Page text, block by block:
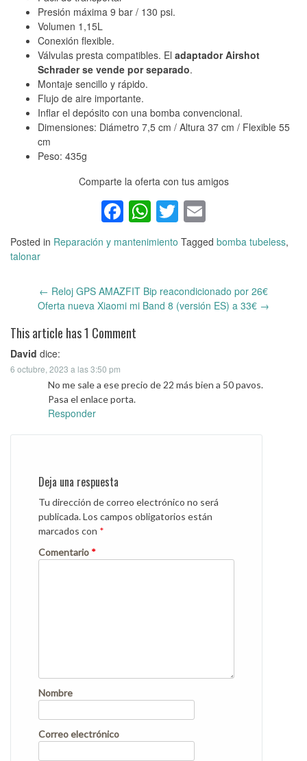
Presión máxima 9 bar / 130 psi.
Volumen 1,15L
Conexión flexible.
Válvulas presta compatibles. El adaptador Airshot
Schrader se vende por separado.
Montaje sencillo y rápido.
Flujo de aire importante.
Inflar el depósito con una bomba convencional.
Dimensiones: Diámetro 7,5 cm / Altura 37 cm / Flexible 55
cm
Peso: 435g
Comparte la oferta con tus amigos
Facebook
WhatsApp
Twitter
Posted in Reparación y mantenimiento Tagged bomba tubeless,
talonar
← Reloj GPS AMAZFIT Bip reacondicionado por 26€
Oferta nueva Xiaomi mi Band 8 (versión ES) a 33€ →
This article has 1 Comment
David dice:
6 octubre, 2023 a las 3:50 pm
No me sale a ese precio de 22 más bien a 50 pavos.
Pasa el enlace porta.
Responder
Deja una respuesta
Tu dirección de correo electrónico no será
publicada.Los campos obligatorios están
marcados con *
Comentario *
Nombre
Correo electrónico